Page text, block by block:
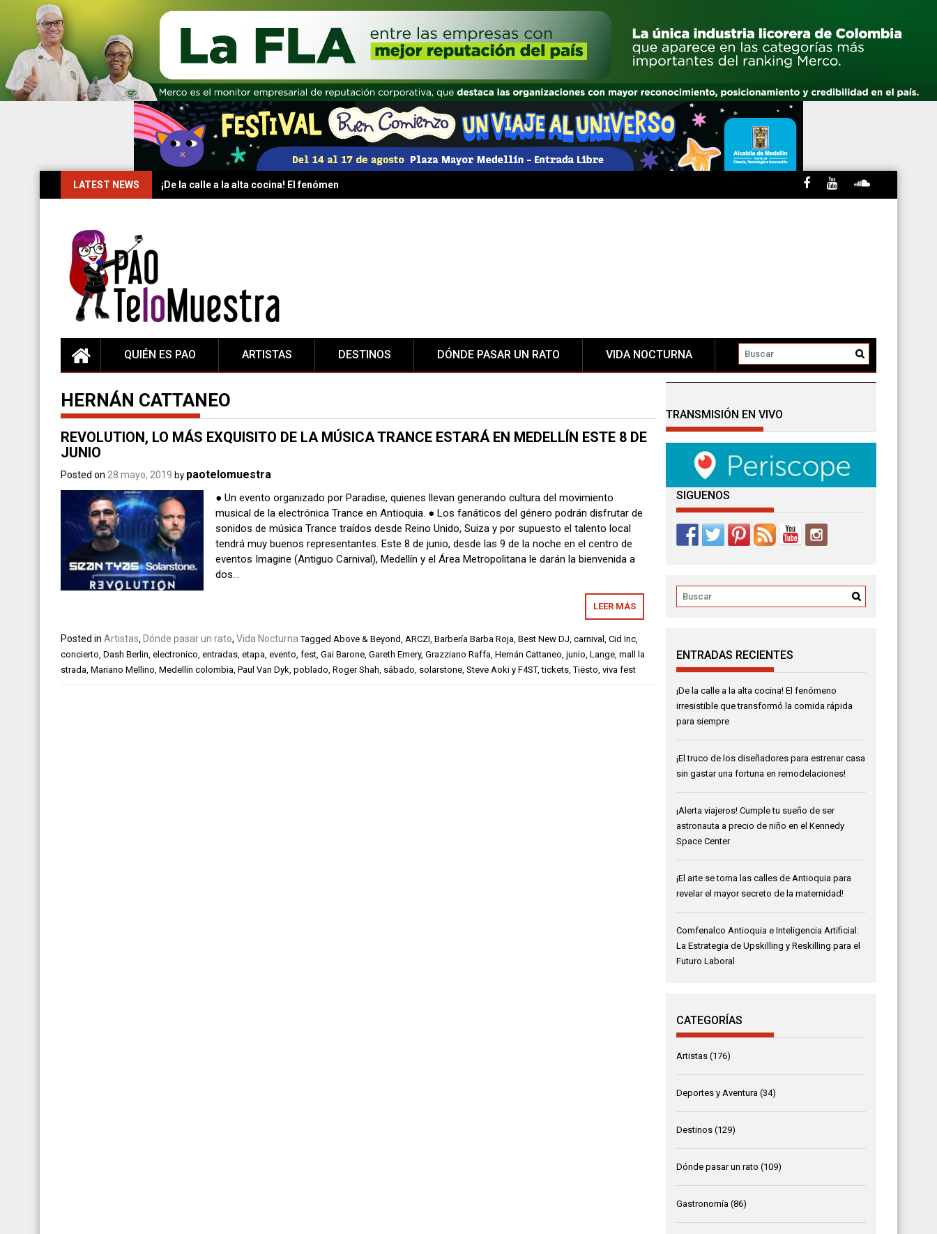
LATEST NEWS ¡De la calle a la alta cocina! El fenómeno irresistible que transformó la comida rápida para siempre
QUIÉN ES PAO ARTISTAS DESTINOS DÓNDE PASAR UN RATO VIDA NOCTURNA
HERNÁN CATTANEO
REVOLUTION, LO MÁS EXQUISITO DE LA MÚSICA TRANCE ESTARÁ EN MEDELLÍN ESTE 8 DE
JUNIO
Posted on 28 mayo, 2019 by paotelomuestra
● Un evento organizado por Paradise, quienes llevan generando cultura del movimiento
musical de la electrónica Trance en Antioquia. ● Los fanáticos del género podrán disfrutar de
sonidos de música Trance traídos desde Reino Unido, Suiza y por supuesto el talento local
tendrá muy buenos representantes. Este 8 de junio, desde las 9 de la noche en el centro de
eventos Imagine (Antiguo Carnival), Medellín y el Área Metropolitana le darán la bienvenida a
dos…
LEER MÁS
Posted in Artistas, Dónde pasar un rato, Vida Nocturna Tagged Above & Beyond, ARCZI, Barbería Barba Roja, Best New DJ, carnival , Cid Inc,
concierto, Dash Berlin, electronico, entradas, etapa, evento, fest, Gai Barone, Gareth Emery, Grazziano Raffa, Hernán Cattaneo, junio, Lange, mall la
strada, Mariano Mellino, Medellín colombia, Paul Van Dyk, poblado, Roger Shah, sábado, solarstone, Steve Aoki y F4ST,tickets,Tiësto, viva fest
TRANSMISIÓN EN VIVO
SIGUENOS
ENTRADAS RECIENTES
¡De la calle a la alta cocina! El fenómeno
irresistible que transformó la comida rápida
para siempre
¡El truco de los diseñadores para estrenar casa
sin gastar una fortuna en remodelaciones!
¡Alerta viajeros! Cumple tu sueño de ser
astronauta a precio de niño en el Kennedy
Space Center
¡El arte se toma las calles de Antioquia para
revelar el mayor secreto de la maternidad!
Comfenalco Antioquia e Inteligencia Artificial:
La Estrategia de Upskilling y Reskilling para el
Futuro Laboral
CATEGORÍAS
Artistas (176)
Deportes y Aventura (34)
Destinos (129)
Dónde pasar un rato (109)
Gastronomía (86)